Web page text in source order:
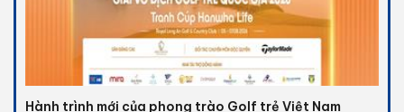
Hành trình mới của phong trào Golf trẻ Việt Nam